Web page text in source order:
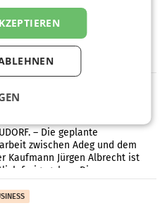
Niederösterreich
– Im Rahmen einer
zwei Filialen in Nieder- und
Die beiden Standorte liegen
im rund
ab 1.1.2027 auf Adeg
– Die geplante
zwischen Adeg und dem
Kaufmann Jürgen Albrecht ist
freigegeben: Die
und der